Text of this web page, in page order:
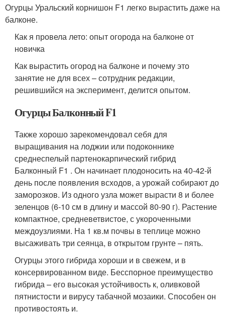
Огурцы Уральский корнишон F1 легко вырастить даже на
балконе.
Как я провела лето: опыт огорода на балконе от
новичка
Как вырастить огород на балконе и почему это
занятие не для всех – сотрудник редакции,
решившийся на эксперимент, делится опытом.
Огурцы Балконный F1
Также хорошо зарекомендовал себя для
выращивания на лоджии или подоконнике
среднеспелый партенокарпический гибрид
Балконный F1 . Он начинает плодоносить на 40-42-й
день после появления всходов, а урожай собирают до
заморозков. Из одного узла может вырасти 8 и более
зеленцов (6-10 см в длину и массой 80-90 г). Растение
компактное, средневетвистое, с укороченными
междоузлиями. На 1 кв.м почвы в теплице можно
высаживать три сеянца, в открытом грунте – пять.
Огурцы этого гибрида хороши и в свежем, и в
консервированном виде. Бесспорное преимущество
гибрида – его высокая устойчивость к, оливковой
пятнистости и вирусу табачной мозаики. Способен он
противостоять и.